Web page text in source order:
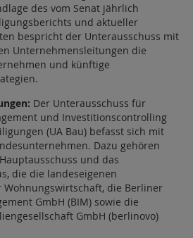
des vom Senat jährlich
und aktueller
bespricht der Unterausschuss mit
Unternehmensleitungen die
und künftige
Der Unterausschuss für
und Investitionscontrolling
(UA Bau) befasst sich mit
Dazu gehören
und das
die die landeseigenen
Wohnungswirtschaft, die Berliner
GmbH (BIM) sowie die
GmbH (berlinovo)